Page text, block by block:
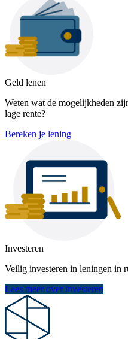
Geld lenen
Weten wat de mogelijkheden
lage rente?
Bereken je lening
Investeren
Veilig investeren in leningen in
Lees meer over investeren